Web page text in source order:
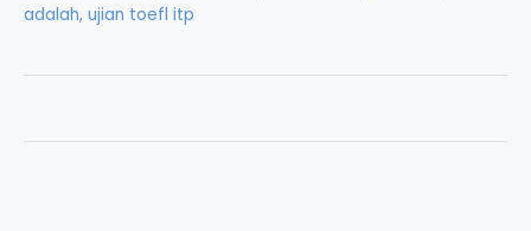
Institutional
Program
adalah, ujian toefl itp